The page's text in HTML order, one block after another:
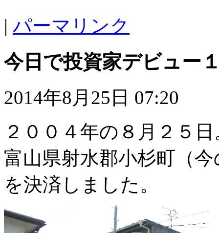
| パーマリンク
今日で投資家デビュー
2014年8月25日 07:20
２００４年の８月２５
富山県射水郡小杉町（
を決済しました。